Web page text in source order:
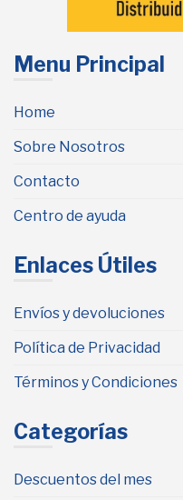
Menu Principal
Home
Sobre Nosotros
Contacto
Centro de ayuda
Enlaces Útiles
Envíos y devoluciones
Política de Privacidad
Términos y Condiciones
Categorías
Descuentos del mes